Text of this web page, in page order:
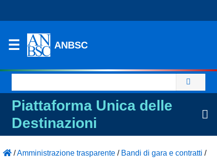
ANBSC
per:
Piattaforma Unica delle
Destinazioni
/Amministrazione trasparente / Bandi di gara e contratti /